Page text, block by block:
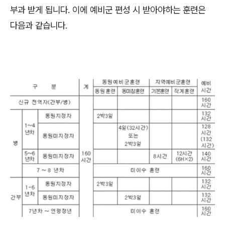
부과 받게 됩니다. 이에 예비군 편성 시 받아야하는 훈련은
다음과 같습니다.